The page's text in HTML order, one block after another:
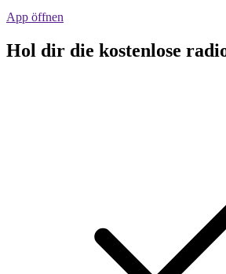
App öffnen
Hol dir die kostenlose